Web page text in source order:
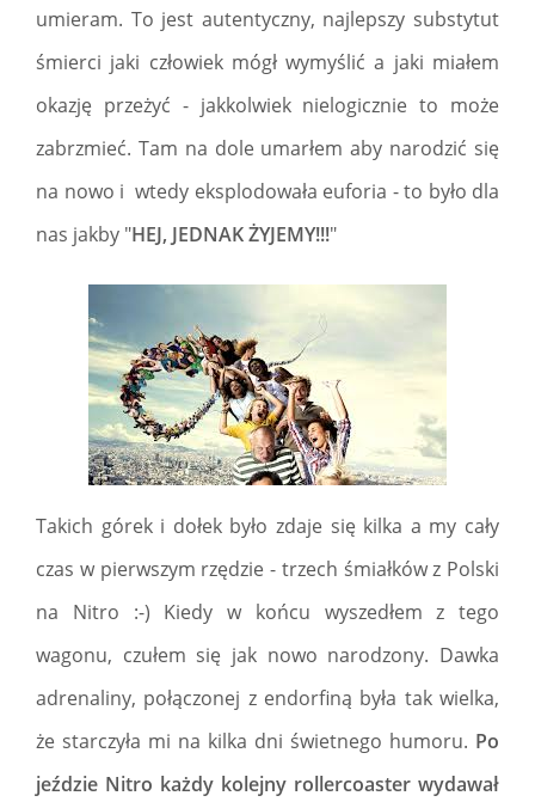
umieram. To jest autentyczny, najlepszy substytut
śmierci jaki człowiek mógł wymyślić a jaki miałem
okazję przeżyć - jakkolwiek nielogicznie to może
zabrzmieć. Tam na dole umarłem aby narodzić się
na nowo i wtedy eksplodowała euforia - to było dla
nas jakby "HEJ, JEDNAK ŻYJEMY!!!"
Takich górek i dołek było zdaje się kilka a my cały
czas w pierwszym rzędzie - trzech śmiałków z Polski
na Nitro :-) Kiedy w końcu wyszedłem z tego
wagonu, czułem się jak nowo narodzony. Dawka
adrenaliny, połączonej z endorfiną była tak wielka,
że starczyła mi na kilka dni świetnego humoru. Po
jeździe Nitro każdy kolejny rollercoaster wydawał